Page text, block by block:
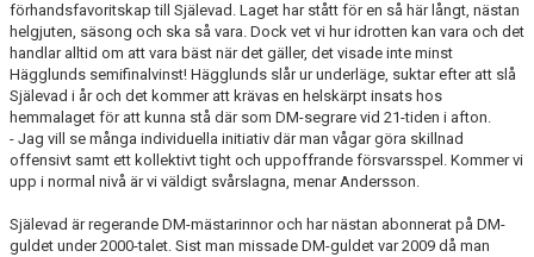
förhandsfavoritskap till Själevad. Laget har stått för en så här långt, nästan
helgjuten, säsong och ska så vara. Dock vet vi hur idrotten kan vara och det
handlar alltid om att vara bäst när det gäller, det visade inte minst
Hägglunds semifinalvinst! Hägglunds slår ur underläge, suktar efter att slå
Själevad i år och det kommer att krävas en helskärpt insats hos
hemmalaget för att kunna stå där som DM-segrare vid 21-tiden i afton.
- Jag vill se många individuella initiativ där man vågar göra skillnad
offensivt samt ett kollektivt tight och uppoffrande försvarsspel. Kommer vi
upp i normal nivå är vi väldigt svårslagna, menar Andersson.
Själevad är regerande DM-mästarinnor och har nästan abonnerat på DM-
guldet under 2000-talet. Sist man missade DM-guldet var 2009 då man